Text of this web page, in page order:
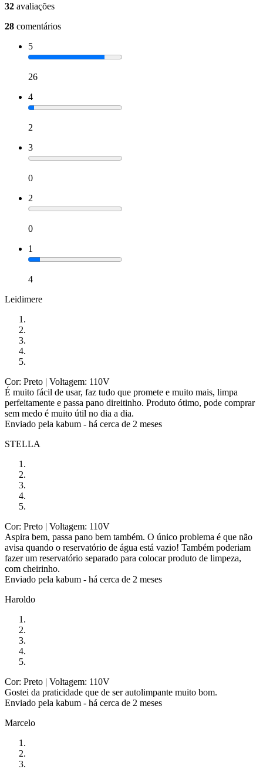
32 avaliações
28 comentários
5
26
4
2
3
0
2
0
1
4
Leidimere
Cor: Preto | Voltagem: 110V
É muito fácil de usar, faz tudo que promete e muito mais, limpa
perfeitamente e passa pano direitinho. Produto ótimo, pode comprar
sem medo é muito útil no dia a dia.
Enviado pela kabum - há cerca de 2 meses
STELLA
Cor: Preto | Voltagem: 110V
Aspira bem, passa pano bem também. O único problema é que não
avisa quando o reservatório de água está vazio! Também poderiam
fazer um reservatório separado para colocar produto de limpeza,
com cheirinho.
Enviado pela kabum - há cerca de 2 meses
Haroldo
Cor: Preto | Voltagem: 110V
Gostei da praticidade que de ser autolimpante muito bom.
Enviado pela kabum - há cerca de 2 meses
Marcelo